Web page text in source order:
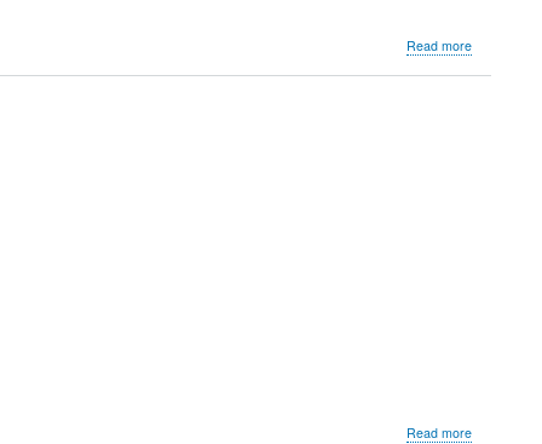
Read moreabout
Read moreabout